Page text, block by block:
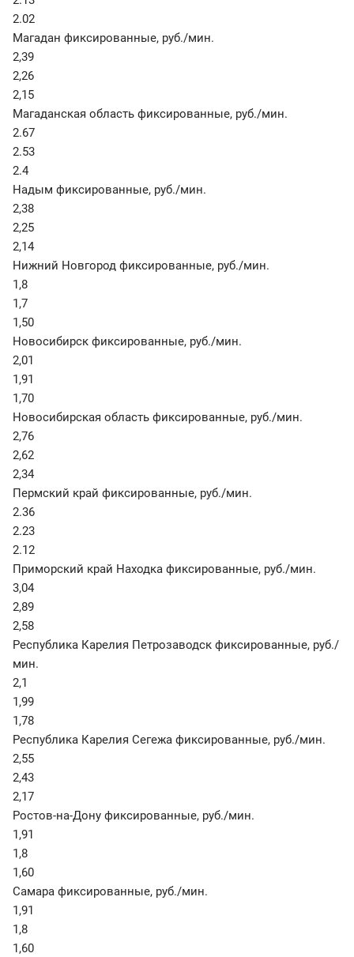
2.02
Магадан фиксированные, руб./мин.
2,39
2,26
2,15
Магаданская область фиксированные, руб./мин.
2.67
2.53
2.4
Надым фиксированные, руб./мин.
2,38
2,25
2,14
Нижний Новгород фиксированные, руб./мин.
1,8
1,7
1,50
Новосибирск фиксированные, руб./мин.
2,01
1,91
1,70
Новосибирская область фиксированные, руб./мин.
2,76
2,62
2,34
Пермский край фиксированные, руб./мин.
2.36
2.23
2.12
Приморский край Находка фиксированные, руб./мин.
3,04
2,89
2,58
Республика Карелия Петрозаводск фиксированные, руб./
мин.
2,1
1,99
1,78
Республика Карелия Сегежа фиксированные, руб./мин.
2,55
2,43
2,17
Ростов-на-Дону фиксированные, руб./мин.
1,91
1,8
1,60
Самара фиксированные, руб./мин.
1,91
1,8
1,60